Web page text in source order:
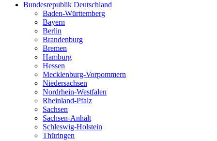
Bundesrepublik Deutschland
Baden-Württemberg
Bayern
Berlin
Brandenburg
Bremen
Hamburg
Hessen
Mecklenburg-Vorpommern
Niedersachsen
Nordrhein-Westfalen
Rheinland-Pfalz
Sachsen
Sachsen-Anhalt
Schleswig-Holstein
Thüringen